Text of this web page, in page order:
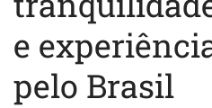
e
pelo Brasil